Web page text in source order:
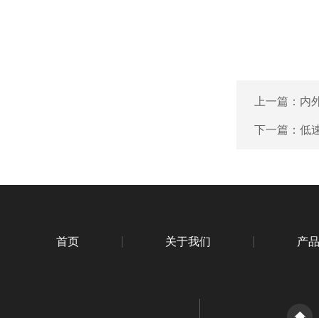
上一篇： 内
下一篇： 低
首页 关于我们 产